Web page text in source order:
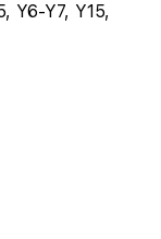
Y6-Y7, Y15,